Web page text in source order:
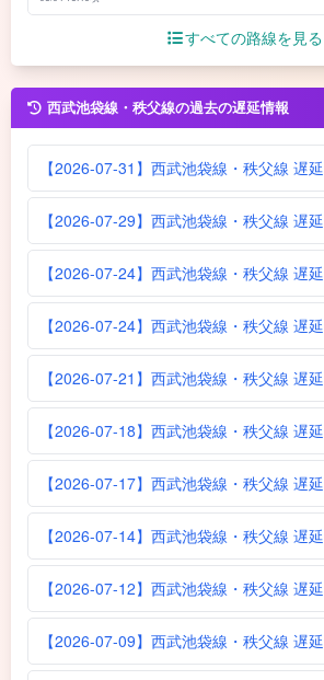
すべての路線を見る
西武池袋線・秩父線の過去の遅延情報
【2026-07-31】西武池袋線・秩父線 遅延
【2026-07-29】西武池袋線・秩父線 遅延
【2026-07-24】西武池袋線・秩父線 遅延
【2026-07-24】西武池袋線・秩父線 遅延
【2026-07-21】西武池袋線・秩父線 遅延
【2026-07-18】西武池袋線・秩父線 遅延
【2026-07-17】西武池袋線・秩父線 遅延
【2026-07-14】西武池袋線・秩父線 遅延
【2026-07-12】西武池袋線・秩父線 遅延
【2026-07-09】西武池袋線・秩父線 遅延